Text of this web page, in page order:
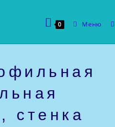
0 Меню
стенка